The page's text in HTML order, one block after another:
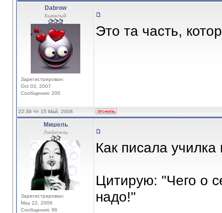
Dabrow
Бывалый
Зарегистрирован:
Oct 03, 2007
Сообщения: 200
Это та часть,
22:36 Чт 15 Май, 2008
Мишель
Любитель
Зарегистрирован:
May 22, 2006
Сообщения: 96
Как писала
Цитирую: "Чего о
надо!"